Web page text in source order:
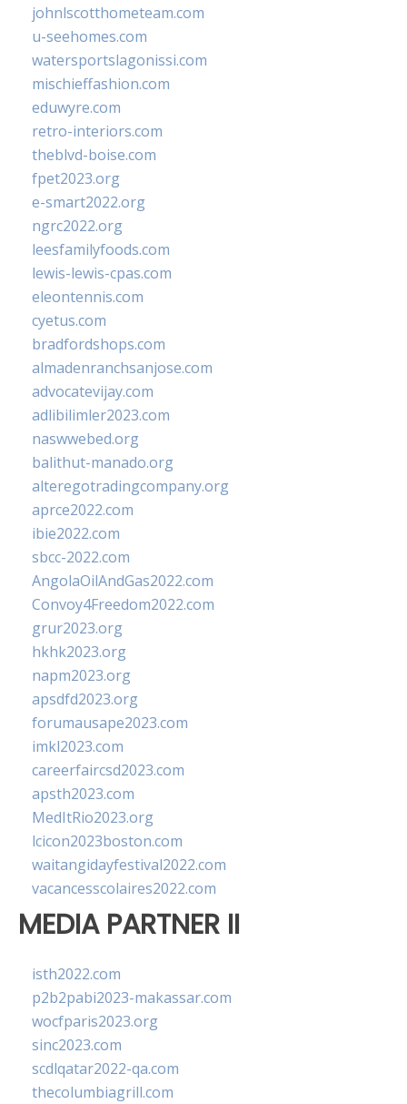
johnlscotthometeam.com
u-seehomes.com
watersportslagonissi.com
mischieffashion.com
eduwyre.com
retro-interiors.com
theblvd-boise.com
fpet2023.org
e-smart2022.org
ngrc2022.org
leesfamilyfoods.com
lewis-lewis-cpas.com
eleontennis.com
cyetus.com
bradfordshops.com
almadenranchsanjose.com
advocatevijay.com
adlibilimler2023.com
naswwebed.org
balithut-manado.org
alteregotradingcompany.org
aprce2022.com
ibie2022.com
sbcc-2022.com
AngolaOilAndGas2022.com
Convoy4Freedom2022.com
grur2023.org
hkhk2023.org
napm2023.org
apsdfd2023.org
forumausape2023.com
imkl2023.com
careerfaircsd2023.com
apsth2023.com
MedItRio2023.org
lcicon2023boston.com
waitangidayfestival2022.com
vacancesscolaires2022.com
MEDIA PARTNER II
isth2022.com
p2b2pabi2023-makassar.com
wocfparis2023.org
sinc2023.com
scdlqatar2022-qa.com
thecolumbiagrill.com